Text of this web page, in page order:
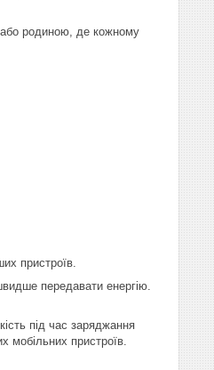
або родиною, де кожному
пристроїв.
передавати енергію.
під час заряджання
мобільних пристроїв.